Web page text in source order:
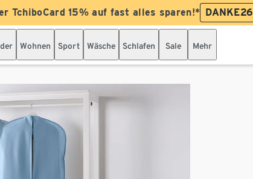
TchiboCard 15% auf fast alles sparen!* DANKE26
Wohnen Sport Wäsche Schlafen Sale Mehr